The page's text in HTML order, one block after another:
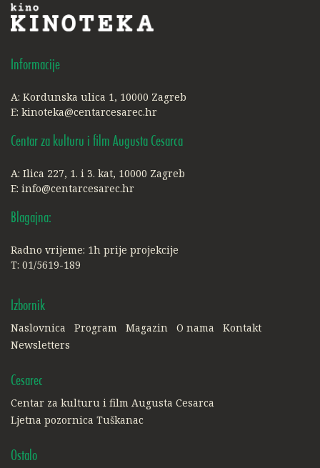
Informacije
A: Kordunska ulica 1, 10000 Zagreb
E: kinoteka@centarcesarec.hr
Centar za kulturu i film Augusta Cesarca
A: Ilica 227, 1. i 3. kat, 10000 Zagreb
E: info@centarcesarec.hr
Blagajna:
Radno vrijeme: 1h prije projekcije
T: 01/5619-189
Izbornik
Naslovnica Program Magazin O nama
Kontakt
Newsletters
Cesarec
Centar za kulturu i film Augusta Cesarca
Ljetna pozornica Tuškanac
Ostalo